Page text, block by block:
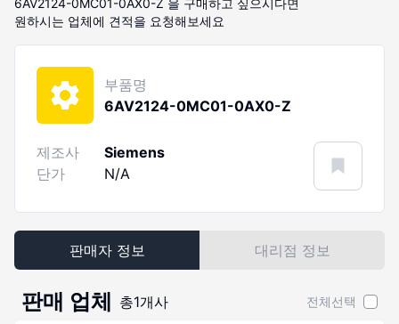
6AV2124-0MC01-0AX0-Z 을 구매하고 싶으시다면
원하시는 업체에 견적을 요청해보세요
부품명
6AV2124-0MC01-0AX0-Z
제조사
Siemens
단가
N/A
판매자 정보 대리점 정보
판매 업체 총1개사 전체선택